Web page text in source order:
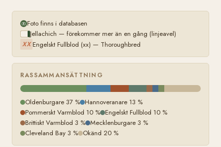
Foto finns i databasen
Jellachich — förekommer mer än en gång (linjeavel)
XX Engelskt Fullblod (xx) — Thoroughbred
RASSAMMANSÄTTNING
Oldenburgare 37 % Hannoveranare 13 %
Pommerskt Varmblod 10 % Engelskt Fullblod 10 %
Brittiskt Varmblod 3 % Mecklenburgare 3 %
Cleveland Bay 3 % Okänd 20 %